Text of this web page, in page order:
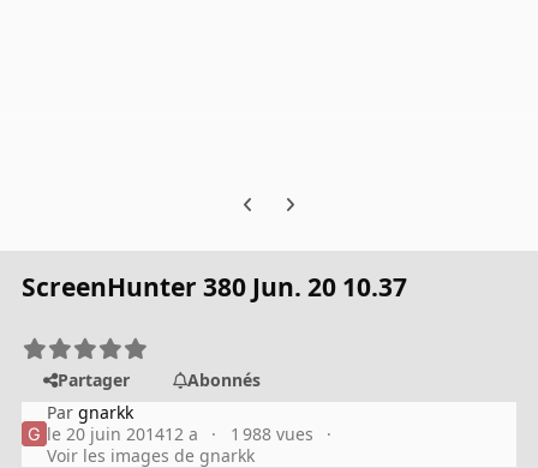
Previous carousel slide
Next carousel slide
ScreenHunter 380 Jun. 20 10.37
Partager
Abonnés
Pargnarkk
le 20 juin 201412 a
1 988 vues
Voir les images de gnarkk